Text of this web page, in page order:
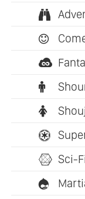
Sci-